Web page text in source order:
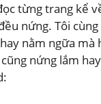
từng trang kể
nứng. Tôi
nằm ngữa
nứng lắm